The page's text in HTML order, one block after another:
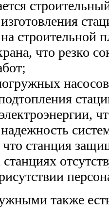
строительной
что резко
станция
также